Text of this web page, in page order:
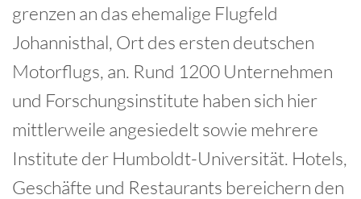
grenzen an das ehemalige Flugfeld
Johannisthal, Ort des ersten deutschen
Motorflugs, an. Rund 1200 Unternehmen
und Forschungsinstitute haben sich hier
mittlerweile angesiedelt sowie mehrere
Institute der Humboldt-Universität. Hotels,
Geschäfte und Restaurants bereichern den